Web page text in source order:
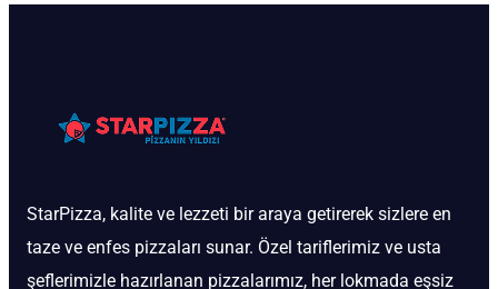
StarPizza, kalite ve lezzeti bir araya getirerek sizlere en
taze ve enfes pizzaları sunar. Özel tariflerimiz ve usta
şeflerimizle hazırlanan pizzalarımız, her lokmada eşsiz